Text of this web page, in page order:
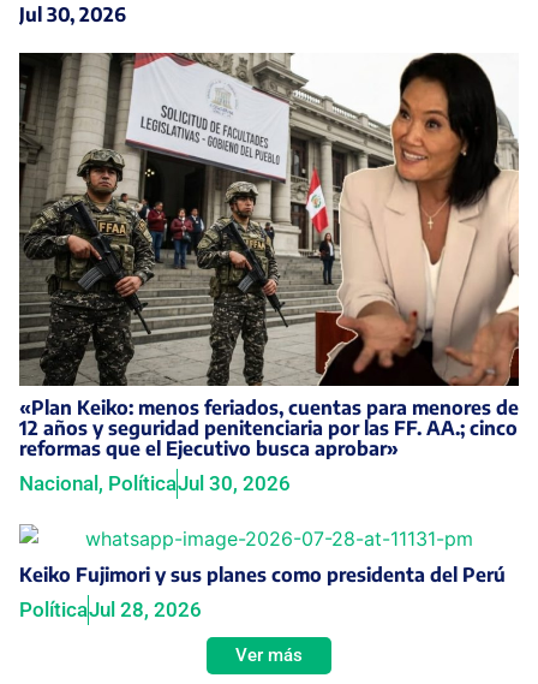
Jul 30, 2026
«Plan Keiko: menos feriados, cuentas para menores de
12 años y seguridad penitenciaria por las FF. AA.; cinco
reformas que el Ejecutivo busca aprobar»
Nacional, PolíticaJul 30, 2026
Keiko Fujimori y sus planes como presidenta del Perú
PolíticaJul 28, 2026
Ver más